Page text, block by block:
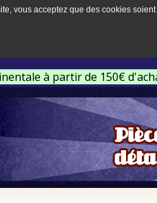
vous acceptez que des cookies
à partir de 150€